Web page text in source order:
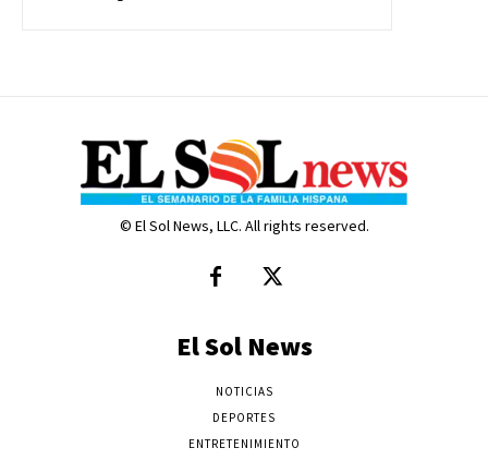
© El Sol News, LLC. All rights reserved.
El Sol News
NOTICIAS
DEPORTES
ENTRETENIMIENTO